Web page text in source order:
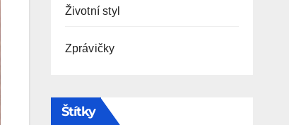
Životní styl
Zprávičky
Štítky